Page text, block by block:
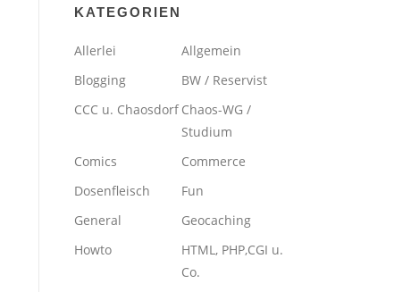
KATEGORIEN
Allerlei
Allgemein
Blogging
BW / Reservist
CCC u. Chaosdorf Chaos-WG /
Studium
Comics
Commerce
Dosenfleisch
Fun
General
Geocaching
Howto
HTML, PHP,CGI u.
Co.